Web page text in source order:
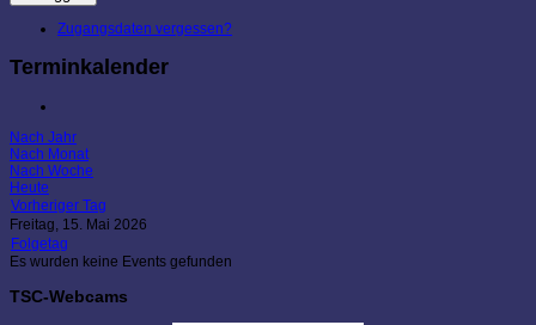
Zugangsdaten vergessen?
Terminkalender
Nach Jahr
Nach Monat
Nach Woche
Heute
Vorheriger Tag
Freitag, 15. Mai 2026
Folgetag
Es wurden keine Events gefunden
TSC-Webcams